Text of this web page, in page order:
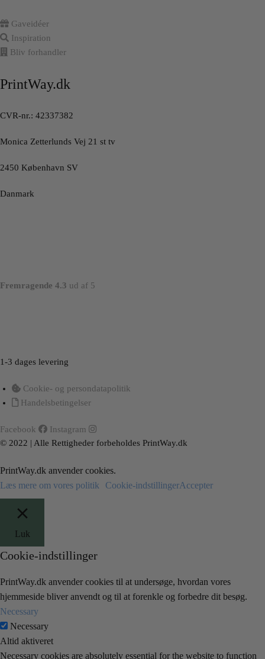
Gaveidéer
Inspiration
Bliv forhandler
PrintWay.dk
CVR-nr.: 42337382
Monica Zetterlunds Vej 21 st tv
2450 København SV
Danmark
Fremragende 4.3 ud af 5
1-3 dages levering
Cookie- og persondatapolitik
Handelsbetingelser
Facebook
Instagram
© 2022 | Alle Rettigheder forbeholdes PrintWay.dk
PrintWay.dk anvender cookies.
Læs mere om vores politik
Cookie-indstillingerAccepter
Luk
Cookie-indstillinger
PrintWay.dk anvender cookies til at undersøge, hvordan vores
hjemmeside bliver anvendt og til at forenkle og forbedre dit besøg.
Necessary
Necessary
Altid aktiveret
Necessary cookies are absolutely essential for the website to function